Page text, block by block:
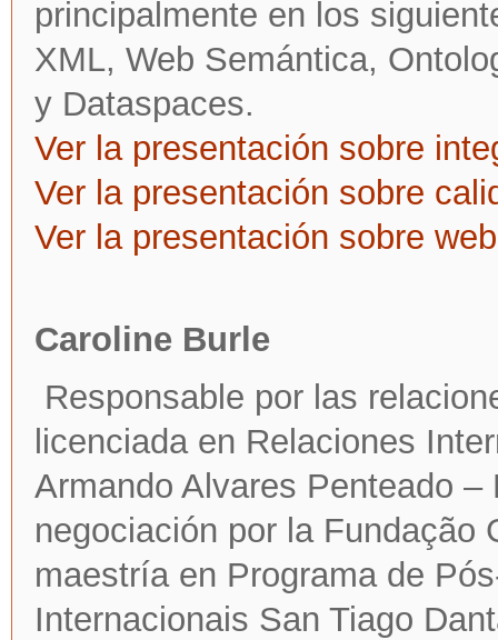
principalmente en los
XML, Web Semántica,
y Dataspaces.
Ver la presentación sobre
Ver la presentación sobre
Ver la presentación sobre
Caroline Burle
Responsable por las
licenciada en Relaciones
Armando Alvares Penteado
negociación por la Fundação
maestría en Programa de
Internacionais San Tiago